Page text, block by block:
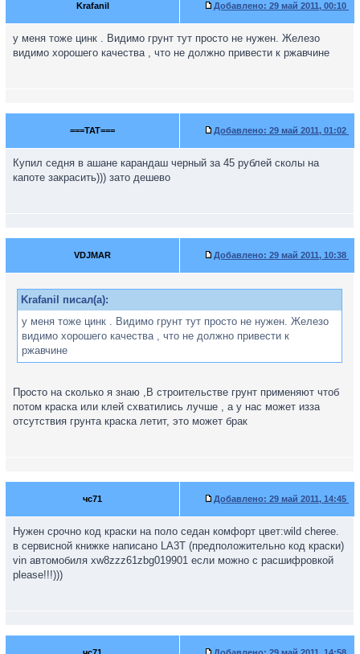
Krafanil Добавлено: 29 май 2011, 00:10
у меня тоже цинк . Видимо грунт тут просто не нужен. Железо
видимо хорошего качества , что не должно привести к ржавчине
===TAT=== Добавлено: 29 май 2011, 01:02
Купил седня в ашане карандаш черный за 45 рублей сколы на
капоте закрасить))) зато дешево
VDJMAR Добавлено: 29 май 2011, 10:38
Krafanil писал(а):
у меня тоже цинк . Видимо грунт тут просто не нужен. Железо
видимо хорошего качества , что не должно привести к
ржавчине
Просто на сколько я знаю ,В строительстве грунт применяют чтоб
потом краска или клей схватились лучше , а у нас может изза
отсутствия грунта краска летит, это может брак
чс71 Добавлено: 29 май 2011, 14:45
Нужен срочно код краски на поло седан комфорт цвет:wild cheree.
в сервисной книжке написано LA3T (предположительно код краски)
vin автомобиля xw8zzz61zbg019901 если можно с расшифровкой
please!!!)))